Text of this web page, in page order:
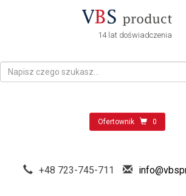
14 lat doświadczenia
Ofertownik 0
+48 723-745-711